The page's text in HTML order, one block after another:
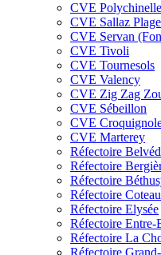
CVE Polychinelle
CVE Sallaz Plage
CVE Servan
CVE Tivoli
CVE Tournesols
CVE Valency
CVE Zig Zag
CVE Sébeillon
CVE
CVE Marterey
Réfectoire
Réfectoire
Réfectoire
Réfectoire
Réfectoire Elysée
Réfectoire Entre-
Réfectoire La
Réfectoire